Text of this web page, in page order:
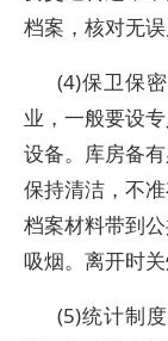
档案，核对无
(4)保卫保
业，一般要设
设备。库房备
保持清洁，不
档案材料带到
吸烟。离开时关
(5)统计制